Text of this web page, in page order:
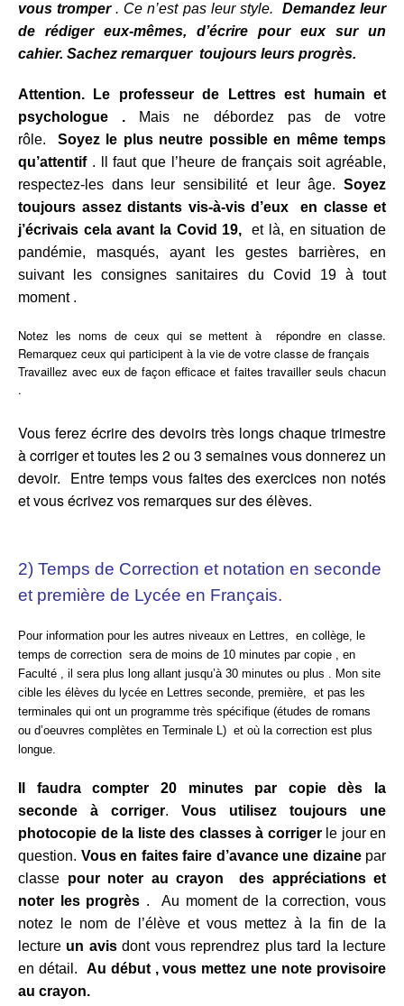
vous tromper. Ce n’est pas leur style. Demandez leur
de rédiger eux-mêmes, d’écrire pour eux sur un
cahier. Sachez remarquer toujours leurs progrès.
Attention. Le professeur de Lettres est humain et
psychologue .
Mais ne débordez pas de votre
rôle. Soyez le plus neutre possible en même temps
qu’attentif. ll faut que l’heure de français soit agréable,
respectez-les dans leur sensibilité et leur âge. Soyez
toujours assez distants vis-à-vis d’eux en classe et
j’écrivais cela avant la Covid 19,
et là, en situation de
pandémie, masqués, ayant les gestes barrières, en
suivant les consignes sanitaires du Covid 19 à tout
moment .
Notez les noms de ceux qui se mettent à répondre en classe.
Remarquez ceux qui participent à la vie de votre classe de français
Travaillez avec eux de façon efficace et faites travailler seuls chacun
.
Vous ferez écrire des devoirs très longs chaque trimestre
à corriger et toutes les 2 ou 3 semaines vous donnerez un
devoir. Entre temps vous faites des exercices non notés
et vous écrivez vos remarques sur des élèves.
2) Temps de Correction et notation en seconde
et première de Lycée en Français.
Pour information pour les autres niveaux en Lettres, en collège, le
temps de correction sera de moins de 10 minutes par copie , en
Faculté , il sera plus long allant jusqu’à 30 minutes ou plus . Mon site
cible les élèves du lycée en Lettres seconde, première, et pas les
terminales qui ont un programme très spécifique (études de romans
ou d’oeuvres complètes en Terminale L) et où la correction est plus
longue.
Il faudra compter 20 minutes par copie dès la
seconde à corriger. Vous utilisez toujours une
photocopie de la liste des classes à corrigerle jour en
question. Vous en faites faire d’avance une dizainepar
classe pour noter au crayon des appréciations et
noter les progrès . Au moment de la correction, vous
notez le nom de l’élève et vous mettez à la fin de la
lecture un avisdont vous reprendrez plus tard la lecture
en détail. Au début , vous mettez une note provisoire
au crayon.